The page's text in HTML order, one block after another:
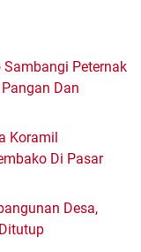
Peternak
Dan
Koramil
Di Pasar
Desa,